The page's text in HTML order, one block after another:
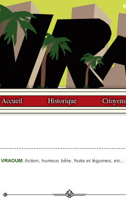
Accueil Historique Citoyens
VRAOUM . Action, humour, bête, fruits et légumes, etc...